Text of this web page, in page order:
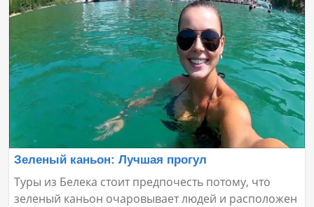
Зеленый каньон: Лучшая прогул
Туры из Белека стоит предпочесть потому, что
зеленый каньон очаровывает людей и расположен